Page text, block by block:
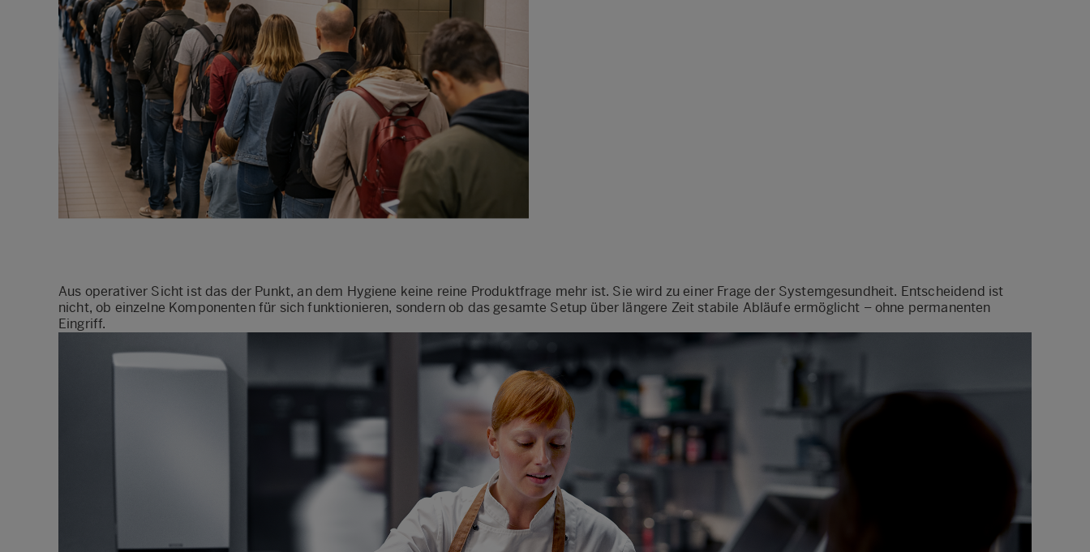
Aus operativer Sicht ist das der Punkt, an dem Hygiene keine reine Produktfrage mehr ist. Sie wird zu einer Frage der Systemgesundheit. Entscheidend ist
nicht, ob einzelne Komponenten für sich funktionieren, sondern ob das gesamte Setup über längere Zeit stabile Abläufe ermöglicht – ohne permanenten
Eingriff.